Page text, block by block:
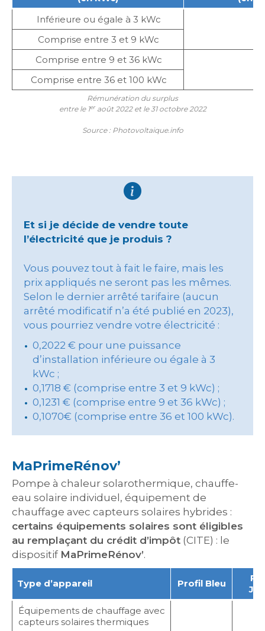
Inférieure ou égale à 3 kWc
Comprise entre 3 et 9 kWc
Comprise entre 9 et 36 kWc
Comprise entre 36 et 100 kWc
Rémunération du surplus
entre le 1eraoût 2022 et le 31 octobre 2022
Source : Photovoltaique.info
Et si je décide de vendre toute
l’électricité que je produis ?
Vous pouvez tout à fait le faire, mais les
prix appliqués ne seront pas les mêmes.
Selon le dernier arrêté tarifaire (aucun
arrêté modificatif n’a été publié en 2023),
vous pourriez vendre votre électricité :
0,2022 € pour une puissance
d’installation inférieure ou égale à 3
kWc ;
0,1718 € (comprise entre 3 et 9 kWc) ;
0,1231 € (comprise entre 9 et 36 kWc) ;
0,1070€ (comprise entre 36 et 100 kWc).
MaPrimeRénov’
Pompe à chaleur solarothermique, chauffe-
eau solaire individuel, équipement de
chauffage avec capteurs solaires hybrides :
certains équipements solaires sont éligibles
au remplaçant du crédit d’impôt (CITE) : le
dispositif MaPrimeRénov’.
Type d’appareil Profil Bleu
Équipements de chauffage avec
capteurs solaires thermiques